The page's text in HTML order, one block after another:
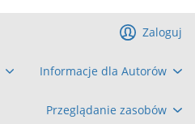
Informacje dla Autorów
Przeglądanie zasobów
Zaloguj